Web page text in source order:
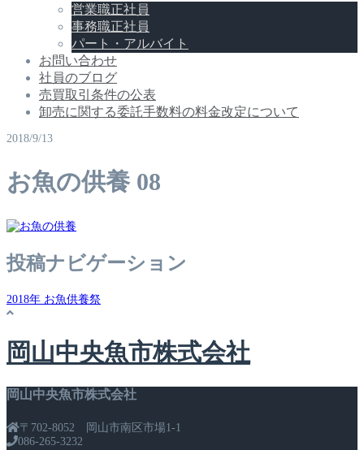
営業職正社員
事務職正社員
パート・アルバイト
お問い合わせ
社員のブログ
売買取引条件の公表
卸売に関する委託手数料の料金改定について
2018/9/13
お魚の供養 08
投稿ナビゲーション
2018年 お魚供養祭
岡山中央魚市株式会社
岡山中央魚市株式会社
〒702-8052 岡山市南区市場1-1
086-265-3232